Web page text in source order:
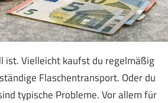
ist. Vielleicht kaufst du regelmäßig
Flaschentransport. Oder du
typische Probleme. Vor allem für